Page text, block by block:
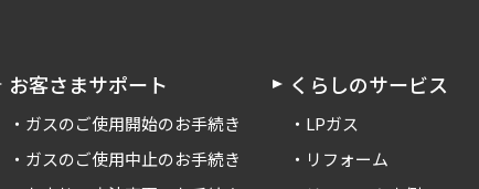
お客さまサポート
ガスのご使用開始のお手続き
ガスのご使用中止のお手続き
くらしのサービス
LPガス
リフォーム